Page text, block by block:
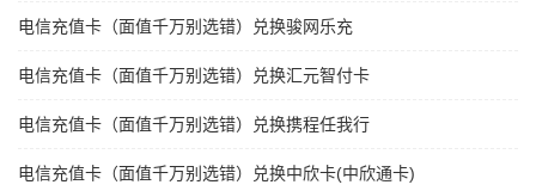
电信充值卡（面值千万别选错）兑换骏网乐充
电信充值卡（面值千万别选错）兑换汇元智付卡
电信充值卡（面值千万别选错）兑换携程任我行
电信充值卡（面值千万别选错）兑换中欣卡(中欣通卡)